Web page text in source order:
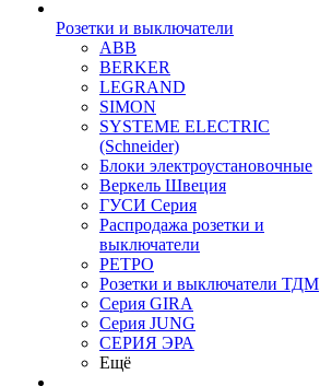
Розетки и выключатели
ABB
BERKER
LEGRAND
SIMON
SYSTEME ELECTRIC
(Schneider)
Блоки электроустановочные
Веркель Швеция
ГУСИ Серия
Распродажа розетки и
выключатели
РЕТРО
Розетки и выключатели ТДМ
Серия GIRA
Серия JUNG
СЕРИЯ ЭРА
Ещё